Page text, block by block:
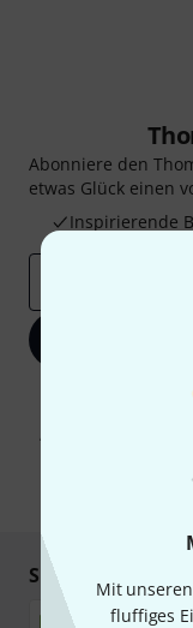
Mit
fluffiges
Abonniere den
etwas Glück einen
Inspirierende
Mit Klick auf „Jetzt
Werbung und einer
Abmeldung ist
Sicher einkaufen